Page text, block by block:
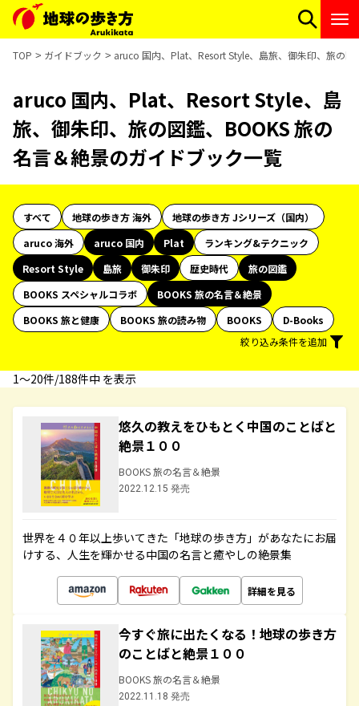
TOP ガイドブック aruco 国内、Plat、Resort Style、島旅、御朱印、旅の
aruco 国内、Plat、Resort Style、島
旅、御朱印、旅の図鑑、BOOKS 旅の
名言＆絶景のガイドブック一覧
すべて 地球の歩き方 海外
地球の歩き方 Jシリーズ（国内）
aruco 海外
aruco 国内 Plat
ランキング&テクニック
Resort Style
島旅 御朱印 歴史時代
旅の図鑑
BOOKS スペシャルコラボ
BOOKS 旅の名言＆絶景
BOOKS 旅と健康
BOOKS 旅の読み物 BOOKS
D-Books
絞り込み条件を追加
1〜20件/188件中 を表示
悠久の教えをひもとく中国のことばと
絶景１００
BOOKS 旅の名言＆絶景
2022.12.15 発売
世界を４０年以上歩いてきた「地球の歩き方」があなたにお届
けする、人生を輝かせる中国の名言と癒やしの絶景集
詳細を見る
今すぐ旅に出たくなる！地球の歩き方
のことばと絶景１００
BOOKS 旅の名言＆絶景
2022.11.18 発売